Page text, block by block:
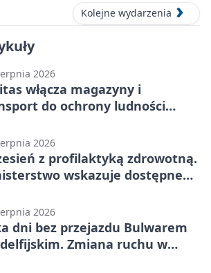
Kolejne wydarzenia
2026
włącza magazyny i
do ochrony ludności
2026
z profilaktyką zdrowotną.
wskazuje dostępne
2026
dni bez przejazdu Bulwarem
Zmiana ruchu w